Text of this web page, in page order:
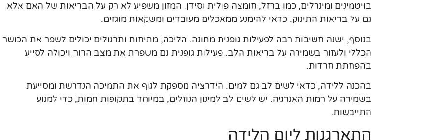
בויטמינים ומינרלים, כמו ברזל, חומצה פולית וסידן. המזון משפיע לא רק על הבריאות של האם אלא
גם על בריאות התינוק. כדאי להימנע ממאכלים מעובדים ומשקאות מוגזים.
בנוסף, ישנה חשיבות רבה לפעילות גופנית מתונה. הליכה, מתיחות ותרגולים יכולים לשפר את הכושר
הכללי ולעזור בשמירה על בריאות הלב. פעילות גופנית גם משפרת את מצב הרוח ויכולה לסייע
בהפחתת חרדות.
בהכנה ללידה, כדאי לשים לב גם למים. הידרציה מספקת לגוף את התמיכה הנדרשת ומסייעת
בשמירה על רמות האנרגיה. יש לשים לב למינון הנוזלים, במיוחד בתקופות חמות, כדי למנוע
התייבשות.
התארגנות ליום הלידה